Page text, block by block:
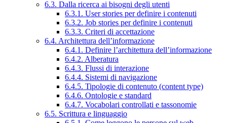
6.3. Dalla ricerca ai bisogni degli utenti
6.3.1. User stories per definire i contenuti
6.3.2. Job stories per definire i contenuti
6.3.3. Criteri di accettazione
6.4. Architettura dell’informazione
6.4.1. Definire l’architettura dell’informazione
6.4.2. Alberatura
6.4.3. Flussi di interazione
6.4.4. Sistemi di navigazione
6.4.5. Tipologie di contenuto (content type)
6.4.6. Ontologie e standard
6.4.7. Vocabolari controllati e tassonomie
6.5. Scrittura e linguaggio